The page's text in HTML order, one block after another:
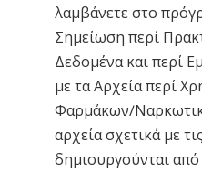
λαμβάνετε στο
Σημείωση περί
Δεδομένα και περί
με τα Αρχεία περί
Φαρμάκων/
αρχεία σχετικά με
δημιουργούνται